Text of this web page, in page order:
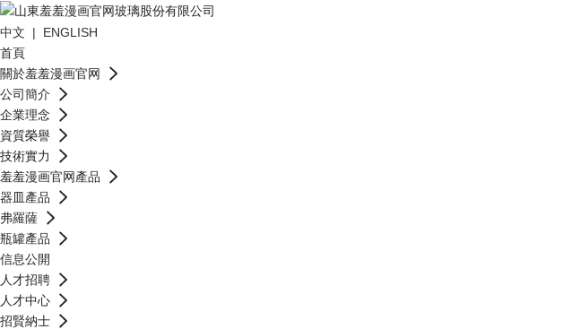
中文 | ENGLISH
首頁
關於羞羞漫画官网
公司簡介
企業理念
資質榮譽
技術實力
羞羞漫画官网產品
器皿產品
弗羅薩
瓶罐產品
信息公開
人才招聘
人才中心
招賢納士